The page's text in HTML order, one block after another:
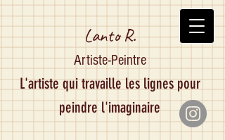
Lanto R.
Artiste-Peintre
L'artiste qui travaille les lignes pour
peindre l'imaginaire